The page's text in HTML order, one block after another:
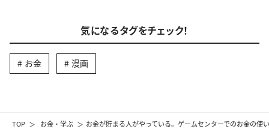
TOP お金・学ぶ お金が貯まる人がやっている。ゲームセンターでのお金の使
気になるタグをチェック！
お金 漫画